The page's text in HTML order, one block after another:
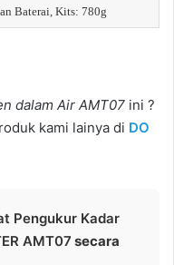
Baterai, Kits: 780g
dalam Air AMT07 ini ?
kami lainya di DO
Pengukur Kadar
AMT07 secara